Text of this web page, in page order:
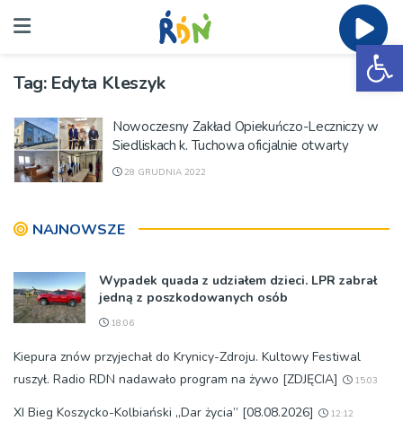
Tag: Edyta Kleszyk
Nowoczesny Zakład Opiekuńczo-Leczniczy w
Siedliskach k. Tuchowa oficjalnie otwarty
28 GRUDNIA 2022
NAJNOWSZE
Wypadek quada z udziałem dzieci. LPR zabrał
jedną z poszkodowanych osób
18:06
Kiepura znów przyjechał do Krynicy-Zdroju. Kultowy Festiwal
ruszył. Radio RDN nadawało program na żywo [ZDJĘCIA]
15:03
XI Bieg Koszycko-Kolbiański „Dar życia” [08.08.2026] 12:12